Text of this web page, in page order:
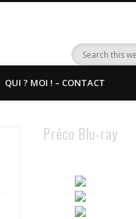
QUI ? MOI ! – CONTACT
Préco Blu-ray